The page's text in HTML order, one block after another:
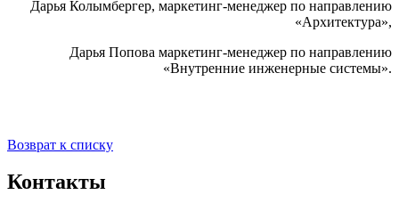
Дарья Колымбергер, маркетинг-менеджер по направлению
«Архитектура»,
Дарья Попова маркетинг-менеджер по направлению
«Внутренние инженерные системы».
Возврат к списку
Контакты